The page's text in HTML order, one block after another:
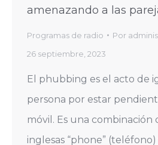
amenazando a las
Programas de radio Por
26 septiembre, 2023
El phubbing es el acto de
persona por estar
móvil. Es una combinación
inglesas “phone”